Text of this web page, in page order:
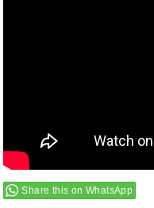
Share this on WhatsApp